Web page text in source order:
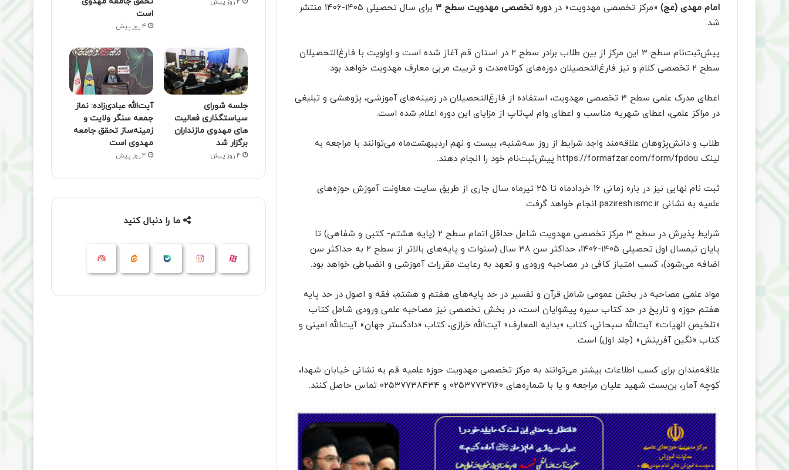
امام مهدی (عج) «مرکز تخصصی مهدویت» دردوره تخصصی مهدویت سطح ۳
برای سال تحصیلی ۱۴۰۵-۱۴۰۶ منتشر
شد.
پیش‌ثبت‌نام سطح ۳ این مرکز از بین طلاب برادر سطح ۲ در استان قم آغاز شده است و اولویت با فارغ‌التحصیلان
سطح ۲ تخصصی کلام و نیز فارغ‌التحصیلان دوره‌های کوتاه‌مدت و تربیت مربی معارف مهدویت خواهد بود.
اعطای مدرک علمی سطح ۳ تخصصی مهدویت، استفاده از فارغ‌التحصیلان در زمینه‌های آموزشی، پژوهشی و تبلیغی
در مراکز علمی، اعطای شهریه مناسب و اعطای وام لپ‌تاپ از مزایای این دوره اعلام شده است.
طلاب و دانش‌پژوهان علاقه‌مند واجد شرایط از روز سه‌شنبه، بیست و نهم اردیبهشت‌ماه می‌توانند با مراجعه به
لینک https://formafzar.com/form/fpdou پیش‌ثبت‌نام خود را انجام دهند.
ثبت نام نهایی نیز در باره زمانی ۱۶ خردادماه تا ۲۵ تیرماه سال جاری از طریق سایت معاونت آموزش حوزه‌‌های
علمیه به نشانی paziresh.ismc.ir انجام خواهد گرفت.
شرایط پذیرش در سطح ۳ مرکز تخصصی مهدویت شامل حداقل اتمام سطح ۲ (پایه هشتم- کتبی و شفاهی) تا
پایان نیمسال اول تحصیلی ۱۴۰۵-۱۴۰۶، حداکثر سن ۳۸ سال (سنوات و پایه‌های بالاتر از سطح ۲ به حداکثر سن
اضافه می‌شود)، کسب امتیاز کافی در مصاحبه ورودی و تعهد به رعایت مقررات آموزشی و انضباطی خواهد بود.
مواد علمی مصاحبه در بخش عمومی شامل قرآن و تفسیر در حد پایه‌های هفتم و هشتم، فقه و اصول در حد پایه‌
هفتم حوزه و تاریخ در حد کتاب سیره پیشوایان است، در بخش تخصصی نیز مصاحبه علمی ورودی شامل کتاب
«تلخیص الهیات» آیت‌الله سبحانی، کتاب «بدایه المعارف» آیت‌الله خرازی، کتاب «دادگستر جهان» آیت‌الله امینی و
کتاب «نگین آفرینش» (جلد اول) است.
علاقه‌مندان برای کسب اطلاعات بیشتر می‌توانند به مرکز تخصصی مهدویت حوزه علمیه قم به نشانی خیابان شهدا،
کوچه آمار، بن‌بست شهید علیان مراجعه و یا با شماره‌های ۰۲۵۳۷۷۳۷۱۶۰ و ۰۲۵۳۷۷۳۸۴۳۴ تماس حاصل کنند.
است
4 روز پیش
جلسه شورای
سیاستگذاری فعالیت
های مهدوی مازنداران
برگزار شد
4 روز پیش
آیت‌الله عبادی‌زاده: نماز
جمعه سنگر ولایت و
زمینه‌ساز تحقق جامعه
مهدوی است
4 روز پیش
ما را دنبال کنید
آپارات اینستاگرام ایتا